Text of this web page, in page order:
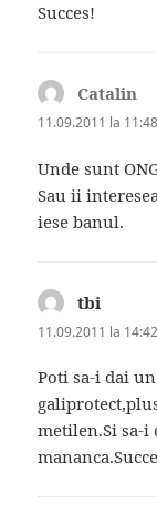
Succes!
Catalin
11.09.2011 la 11:48
Unde sunt
Sau ii
iese banul.
tbi
11.09.2011 la 14:42
Poti sa-i dai
metilen.Si sa-i